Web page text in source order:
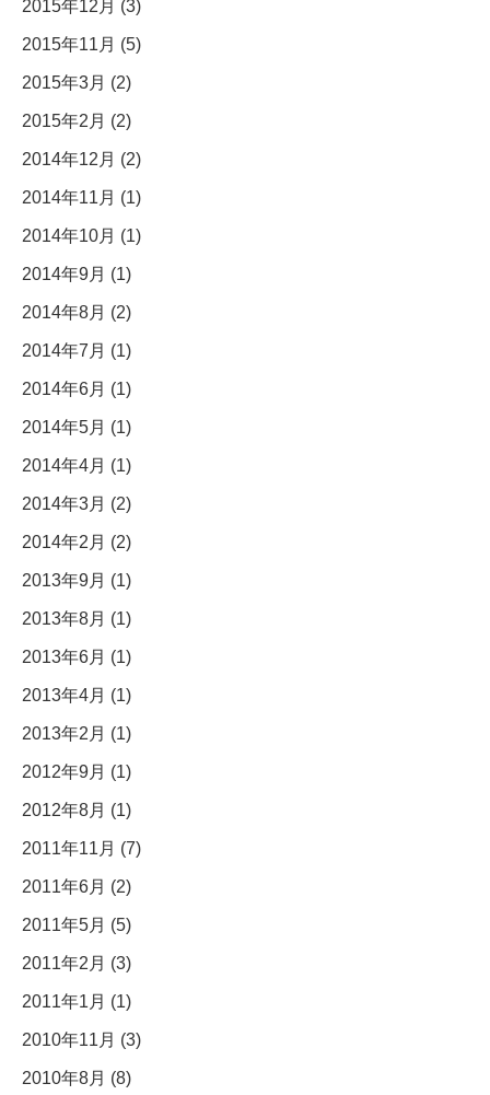
2015年12月 (3)
2015年11月 (5)
2015年3月 (2)
2015年2月 (2)
2014年12月 (2)
2014年11月 (1)
2014年10月 (1)
2014年9月 (1)
2014年8月 (2)
2014年7月 (1)
2014年6月 (1)
2014年5月 (1)
2014年4月 (1)
2014年3月 (2)
2014年2月 (2)
2013年9月 (1)
2013年8月 (1)
2013年6月 (1)
2013年4月 (1)
2013年2月 (1)
2012年9月 (1)
2012年8月 (1)
2011年11月 (7)
2011年6月 (2)
2011年5月 (5)
2011年2月 (3)
2011年1月 (1)
2010年11月 (3)
2010年8月 (8)